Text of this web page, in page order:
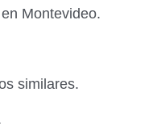
Montevideo.
similares.